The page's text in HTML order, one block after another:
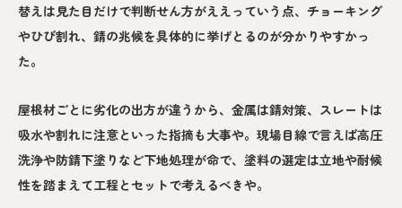
替えは見た目だけで判断せん方がええっていう点、チョーキング
やひび割れ、錆の兆候を具体的に挙げとるのが分かりやすかっ
た。
屋根材ごとに劣化の出方が違うから、金属は錆対策、スレートは
吸水や割れに注意といった指摘も大事や。現場目線で言えば高圧
洗浄や防錆下塗りなど下地処理が命で、塗料の選定は立地や耐候
性を踏まえて工程とセットで考えるべきや。